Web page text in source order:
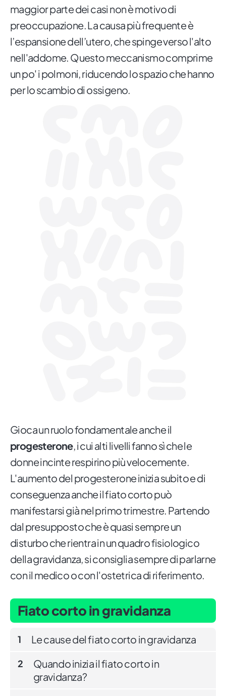
maggior parte dei casi non è motivo di
preoccupazione. La causa più frequente è
l’espansione dell’utero, che spinge verso l'alto
nell'addome. Questo meccanismo comprime
un po' i polmoni, riducendo lo spazio che hanno
per lo scambio di ossigeno.
Gioca un ruolo fondamentale anche il
progesterone, i cui alti livelli fanno sì che le
donne incinte respirino più velocemente.
L'aumento del progesterone inizia subito e di
conseguenza anche il fiato corto può
manifestarsi già nel primo trimestre. Partendo
dal presupposto che è quasi sempre un
disturbo che rientra in un quadro fisiologico
della gravidanza, si consiglia sempre di parlarne
con il medico o con l'ostetrica di riferimento.
Fiato corto in gravidanza
1 Le cause del fiato corto in gravidanza
2
Quando inizia il fiato corto in
gravidanza?